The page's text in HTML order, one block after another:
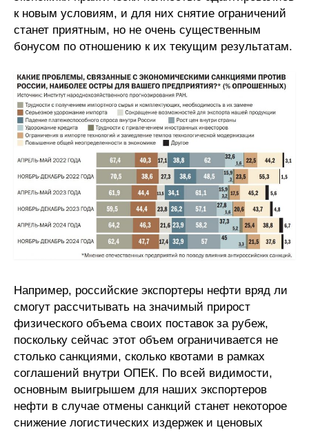
к новым условиям, и для них снятие ограничений
станет приятным, но не очень существенным
бонусом по отношению к их текущим результатам.
Например, российские экспортеры нефти вряд ли
смогут рассчитывать на значимый прирост
физического объема своих поставок за рубеж,
поскольку сейчас этот объем ограничивается не
столько санкциями, сколько квотами в рамках
соглашений внутри ОПЕК. По всей видимости,
основным выигрышем для наших экспортеров
нефти в случае отмены санкций станет некоторое
снижение логистических издержек и ценовых